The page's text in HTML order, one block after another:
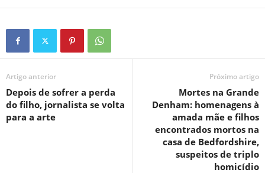
Artigo anterior
Depois de sofrer a perda
do filho, jornalista se volta
para a arte
Próximo artigo
Mortes na Grande
Denham: homenagens à
amada mãe e filhos
encontrados mortos na
casa de Bedfordshire,
suspeitos de triplo
homicídio